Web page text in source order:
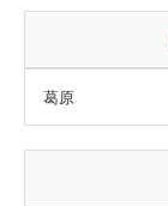
葛原